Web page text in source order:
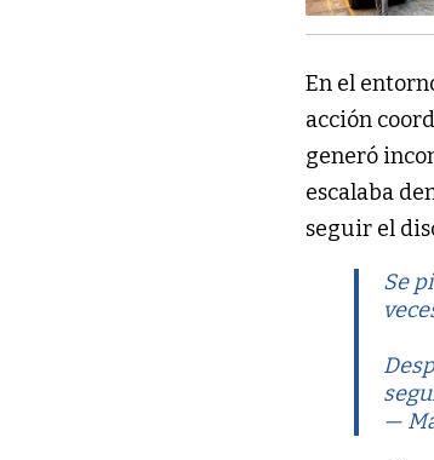
En el
acción
generó
escalaba
seguir el
Se
—